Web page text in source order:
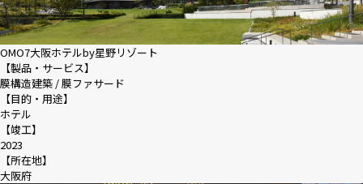
OMO7大阪ホテルby星野リゾート
【製品・サービス】
膜構造建築 / 膜ファサード
【目的・用途】
ホテル
【竣工】
2023
【所在地】
大阪府